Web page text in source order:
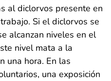
al diclorvos presente en
Si el diclorvos se
alcanzan niveles en el
nivel mata a la
una hora. En las
una exposición